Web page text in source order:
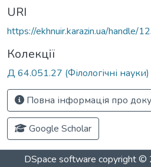
URI
https://ekhnuir.karazin.ua/handle/
Колекції
Д 64.051.27 (Філологічні науки)
Повна інформація про
Google Scholar
DSpace software copyright